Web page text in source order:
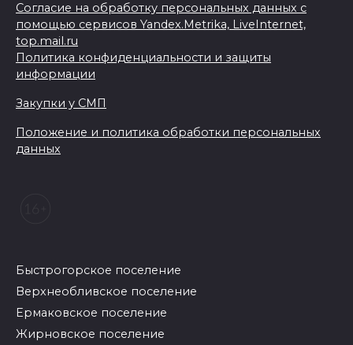
Согласие на обработку персональных данных с
помощью сервисов Yandex.Metrika, LiveInternet,
top.mail.ru
Политика конфиденциальности и защиты
информации
Закупки у СМП
Положение и политика обработки персональных
данных
Быстрогорское поселение
Верхнеобливское поселение
Ермаковское поселение
Жирновское поселение